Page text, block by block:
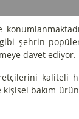
şehrin
davet ediyor.
kaliteli
kişisel bakım